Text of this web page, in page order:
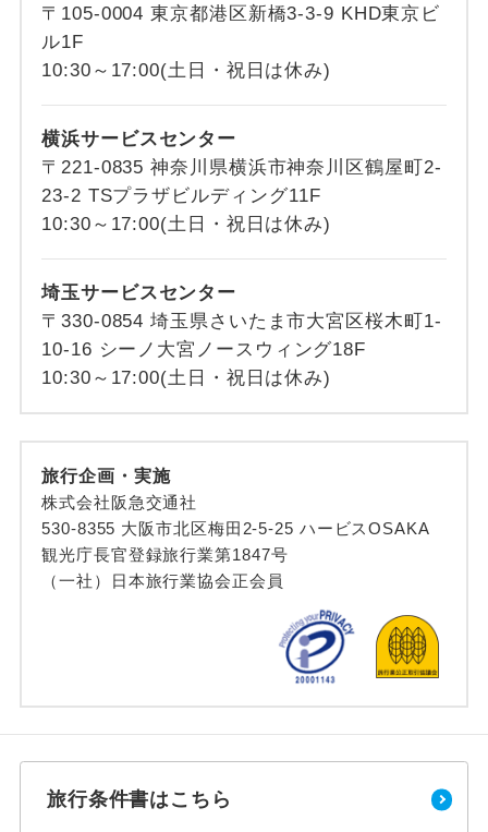
〒105-0004 東京都港区新橋3-3-9 KHD東京ビ
ル1F
10:30～17:00(土日・祝日は休み)
横浜サービスセンター
〒221-0835 神奈川県横浜市神奈川区鶴屋町2-
23-2 TSプラザビルディング11F
10:30～17:00(土日・祝日は休み)
埼玉サービスセンター
〒330-0854 埼玉県さいたま市大宮区桜木町1-
10-16 シーノ大宮ノースウィング18F
10:30～17:00(土日・祝日は休み)
旅行企画・実施
株式会社阪急交通社
530-8355 大阪市北区梅田2-5-25 ハービスOSAKA
観光庁長官登録旅行業第1847号
（一社）日本旅行業協会正会員
旅行条件書はこちら